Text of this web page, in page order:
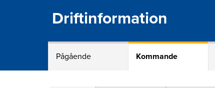
Driftinformation
Pågående Kommande